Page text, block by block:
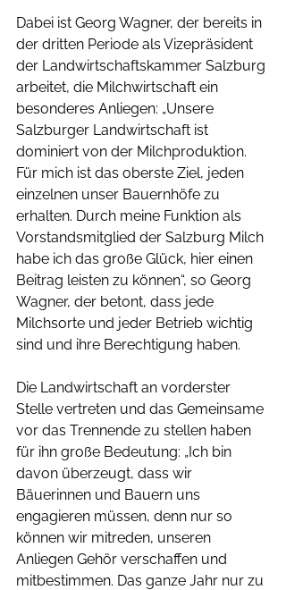
Dabei ist Georg Wagner, der bereits in
der dritten Periode als Vizepräsident
der Landwirtschaftskammer Salzburg
arbeitet, die Milchwirtschaft ein
besonderes Anliegen: „Unsere
Salzburger Landwirtschaft ist
dominiert von der Milchproduktion.
Für mich ist das oberste Ziel, jeden
einzelnen unser Bauernhöfe zu
erhalten. Durch meine Funktion als
Vorstandsmitglied der Salzburg Milch
habe ich das große Glück, hier einen
Beitrag leisten zu können“, so Georg
Wagner, der betont, dass jede
Milchsorte und jeder Betrieb wichtig
sind und ihre Berechtigung haben.
Die Landwirtschaft an vorderster
Stelle vertreten und das Gemeinsame
vor das Trennende zu stellen haben
für ihn große Bedeutung: „Ich bin
davon überzeugt, dass wir
Bäuerinnen und Bauern uns
engagieren müssen, denn nur so
können wir mitreden, unseren
Anliegen Gehör verschaffen und
mitbestimmen. Das ganze Jahr nur zu